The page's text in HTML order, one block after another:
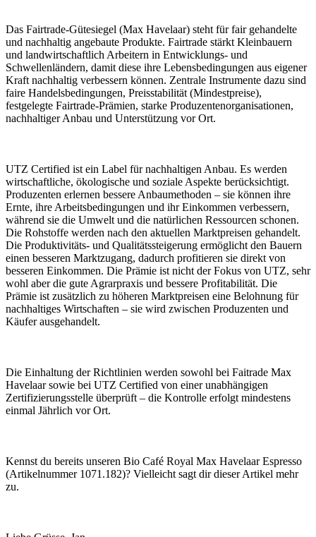
Das Fairtrade-Gütesiegel (Max Havelaar) steht für fair gehandelte
und nachhaltig angebaute Produkte. Fairtrade stärkt Kleinbauern
und landwirtschaftlich Arbeitern in Entwicklungs- und
Schwellenländern, damit diese ihre Lebensbedingungen aus eigener
Kraft nachhaltig verbessern können. Zentrale Instrumente dazu sind
faire Handelsbedingungen, Preisstabilität (Mindestpreise),
festgelegte Fairtrade-Prämien, starke Produzentenorganisationen,
nachhaltiger Anbau und Unterstützung vor Ort.
UTZ Certified ist ein Label für nachhaltigen Anbau. Es werden
wirtschaftliche, ökologische und soziale Aspekte berücksichtigt.
Produzenten erlernen bessere Anbaumethoden – sie können ihre
Ernte, ihre Arbeitsbedingungen und ihr Einkommen verbessern,
während sie die Umwelt und die natürlichen Ressourcen schonen.
Die Rohstoffe werden nach den aktuellen Marktpreisen gehandelt.
Die Produktivitäts- und Qualitätssteigerung ermöglicht den Bauern
einen besseren Marktzugang, dadurch profitieren sie direkt von
besseren Einkommen. Die Prämie ist nicht der Fokus von UTZ, sehr
wohl aber die gute Agrarpraxis und bessere Profitabilität. Die
Prämie ist zusätzlich zu höheren Marktpreisen eine Belohnung für
nachhaltiges Wirtschaften – sie wird zwischen Produzenten und
Käufer ausgehandelt.
Die Einhaltung der Richtlinien werden sowohl bei Faitrade Max
Havelaar sowie bei UTZ Certified von einer unabhängigen
Zertifizierungsstelle überprüft – die Kontrolle erfolgt mindestens
einmal Jährlich vor Ort.
Kennst du bereits unseren Bio Café Royal Max Havelaar Espresso
(Artikelnummer 1071.182)? Vielleicht sagt dir dieser Artikel mehr
zu.